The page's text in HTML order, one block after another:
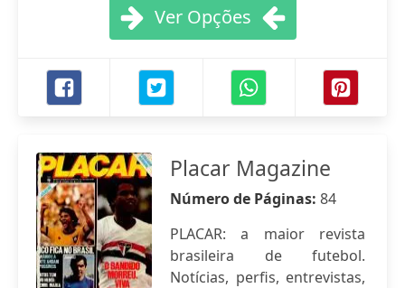
Ver Opções
Placar Magazine
Número de Páginas: 84
PLACAR: a maior revista
brasileira de futebol.
Notícias, perfis, entrevistas,